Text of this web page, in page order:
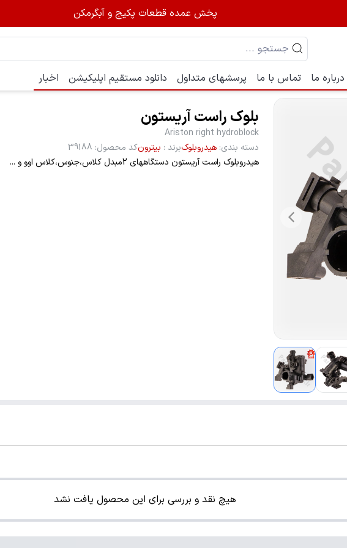
پخش عمده قطعات پکیج و آبگرمکن
درباره ما تماس با ما پرسشهای متداول دانلود مستقیم اپلیکیشن اخبار
بلوک راست آریستون
Ariston right hydroblock
دسته بندی: هیدروبلوکبرند : بیترونکد محصول:
39188
هیدروبلوک راست آریستون دستگاههای 2مبدل کلاس،جنوس،کلاس اوو و ...
هیچ نقد و بررسی برای این محصول یافت نشد